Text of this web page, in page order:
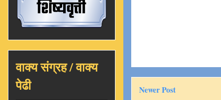
Newer Post
वाक्य संग्रह / वाक्य
पेढी